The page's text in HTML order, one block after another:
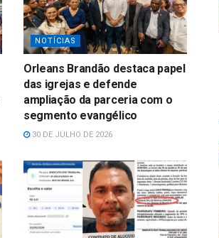
NOTÍCIAS
Orleans Brandão destaca papel
das igrejas e defende
ampliação da parceria com o
segmento evangélico
30 DE JULHO DE 2026